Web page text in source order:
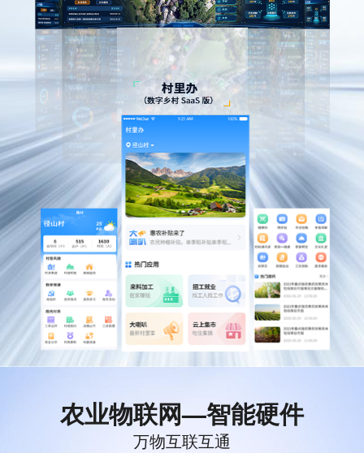
农业物联网—智能硬件
万物互联互通